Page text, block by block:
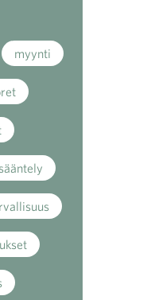
myynti
sääntely